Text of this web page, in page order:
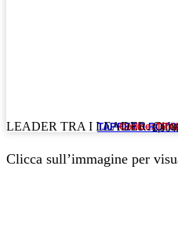
TAPPETO 2,90
Codice:
LEADER TRA I LEADER. Ci
Clicca sull’immagine per